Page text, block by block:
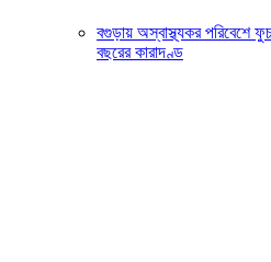
বগুড়ায় অস্বাস্থ্যকর পরিবেশে
বছরের কারাদণ্ড